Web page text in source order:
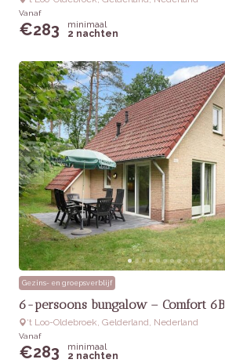
Vanaf
€283
minimaal
2 nachten
Gezins- en groepsverblijf
6-persoons bungalow – Comfort 6B
‘t Loo-Oldebroek, Gelderland, Nederland
Vanaf
€283
minimaal
2 nachten